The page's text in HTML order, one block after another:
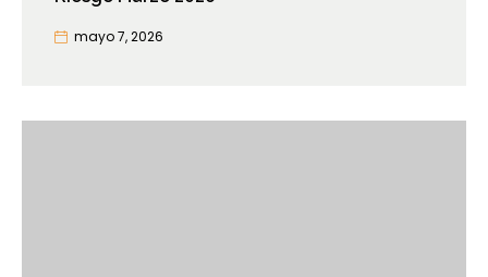
mayo 7, 2026